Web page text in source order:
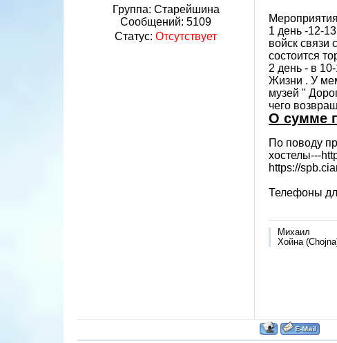
Группа: Старейшина
Сообщений: 5109
Статус: Отсутствует
Мероприятия
1 день -12-
войск связи
состоится
2 день - в
Жизни . У
музей "
чего
О сумме
По поводу
хостелы---
https://
Телефоны
Михаил
Хойна